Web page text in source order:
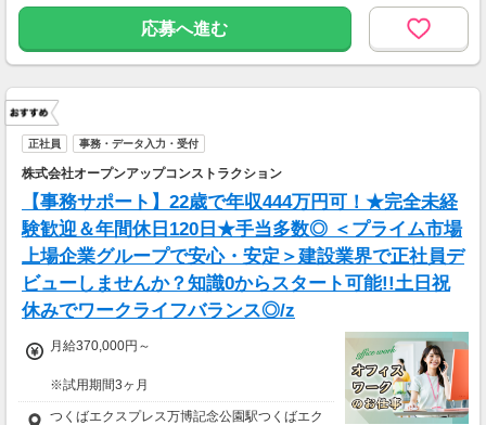
応募へ進む
正社員 事務・データ入力・受付
株式会社オープンアップコンストラクション
【事務サポート】22歳で年収444万円可！★完全未経
験歓迎＆年間休日120日★手当多数◎ ＜プライム市場
上場企業グループで安心・安定＞建設業界で正社員デ
ビューしませんか？知識0からスタート可能!!土日祝
休みでワークライフバランス◎/z
月給370,000円～
※試用期間3ヶ月
待遇に変わりありません。
つくばエクスプレス万博記念公園駅つくばエク